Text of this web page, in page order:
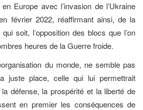
Europe avec l’invasion de l’Ukraine
février 2022, réaffirmant ainsi, de la
soit, l’opposition des blocs que l’on
heures de la Guerre froide.
du monde, ne semble pas
juste place, celle qui lui permettrait
la défense, la prospérité et la liberté de
en premier les conséquences de